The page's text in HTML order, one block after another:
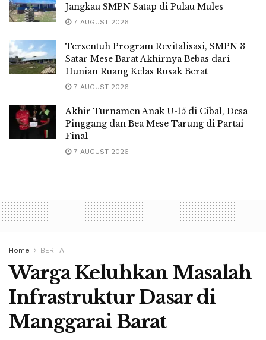
Jangkau SMPN Satap di Pulau Mules
7 AUGUST 2026
Tersentuh Program Revitalisasi, SMPN 3
Satar Mese Barat Akhirnya Bebas dari
Hunian Ruang Kelas Rusak Berat
7 AUGUST 2026
Akhir Turnamen Anak U-15 di Cibal, Desa
Pinggang dan Bea Mese Tarung di Partai
Final
7 AUGUST 2026
Home BERITA
Warga Keluhkan Masalah
Infrastruktur Dasar di
Manggarai Barat